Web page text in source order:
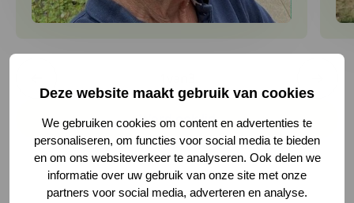
Deze website maakt gebruik van cookies
We gebruiken cookies om content en advertenties te
personaliseren, om functies voor social media te bieden
en om ons websiteverkeer te analyseren. Ook delen we
informatie over uw gebruik van onze site met onze
partners voor social media, adverteren en analyse.
1 van 3
Word ook lid